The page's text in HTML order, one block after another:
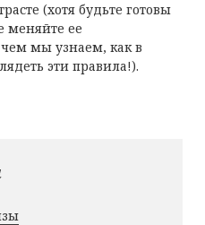
(хотя будьте готовы
меняйте ее
мы узнаем, как в
эти правила!).